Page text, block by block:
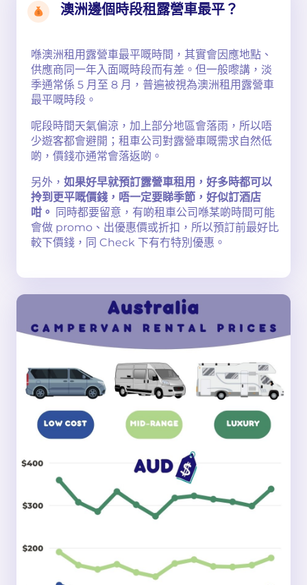
澳洲邊個時段租露營車最平？
喺澳洲租用露營車最平嘅時間，其實會因應地點、
供應商同一年入面嘅時段而有差。但一般嚟講，淡
季通常係 5 月至 8 月，普遍被視為澳洲租用露營車
最平嘅時段。
呢段時間天氣偏涼，加上部分地區會落雨，所以唔
少遊客都會避開；租車公司對露營車嘅需求自然低
啲，價錢亦通常會落返啲。
另外， 如果好早就預訂露營車租用，好多時都可以
拎到更平嘅價錢，唔一定要睇季節，好似訂酒店
咁。 同時都要留意，有啲租車公司喺某啲時間可能
會做 promo、出優惠價或折扣，所以預訂前最好比
較下價錢，同 Check 下有冇特別優惠。